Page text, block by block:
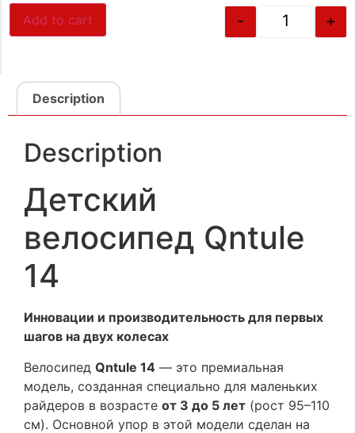
- +
Add to cart
Description
Description
Детский
велосипед Qntule
14
Инновации и производительность для первых
шагов на двух колесах
Велосипед Qntule 14 — это премиальная
модель, созданная специально для маленьких
райдеров в возрасте от 3 до 5 лет (рост 95–110
см). Основной упор в этой модели сделан на